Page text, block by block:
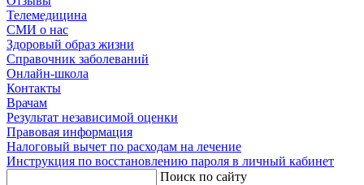
Телемедицина
СМИ о нас
Здоровый образ жизни
Справочник заболеваний
Онлайн-школа
Контакты
Врачам
Результат независимой оценки
Правовая информация
Налоговый вычет по расходам на лечение
Инструкция по восстановлению пароля в личный кабинет
Поиск по сайту